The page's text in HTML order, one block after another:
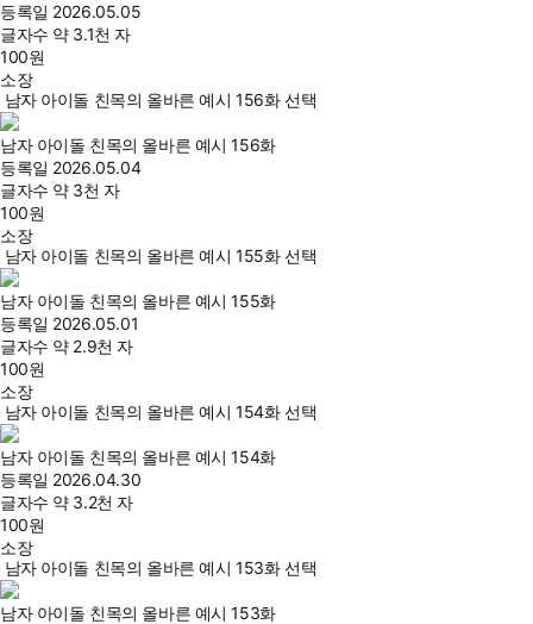
등록일 2026.05.05
글자수 약 3.1천 자
100원
소장
남자 아이돌 친목의 올바른 예시 156화 선택
남자 아이돌 친목의 올바른 예시 156화
등록일 2026.05.04
글자수 약 3천 자
100원
소장
남자 아이돌 친목의 올바른 예시 155화 선택
남자 아이돌 친목의 올바른 예시 155화
등록일 2026.05.01
글자수 약 2.9천 자
100원
소장
남자 아이돌 친목의 올바른 예시 154화 선택
남자 아이돌 친목의 올바른 예시 154화
등록일 2026.04.30
글자수 약 3.2천 자
100원
소장
남자 아이돌 친목의 올바른 예시 153화 선택
남자 아이돌 친목의 올바른 예시 153화